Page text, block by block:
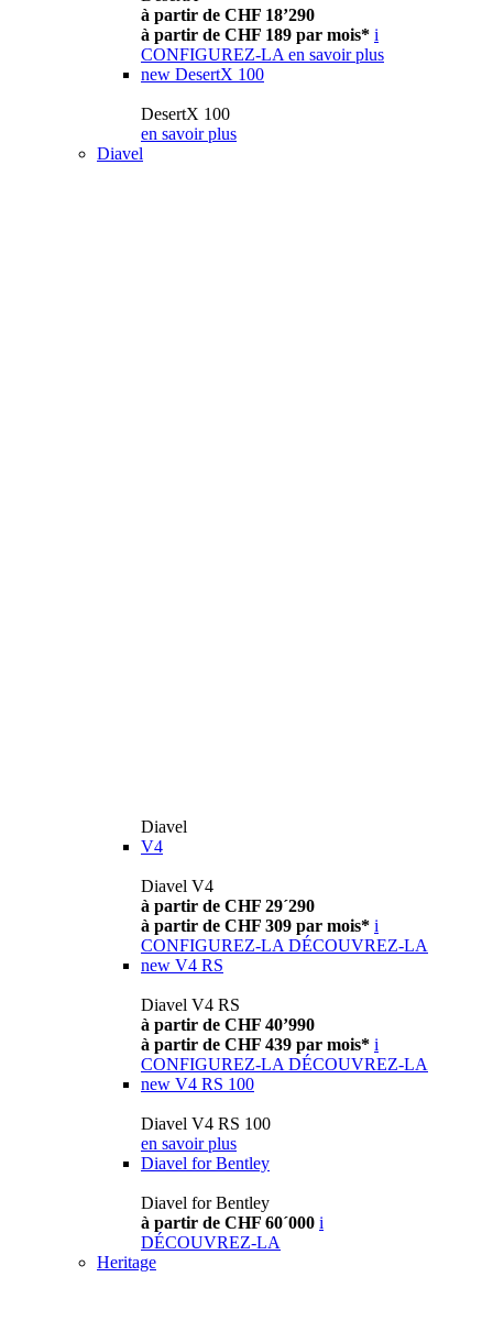
à partir de CHF 18’290
à partir de CHF 189 par mois* i
CONFIGUREZ-LA en savoir plus
new DesertX 100
DesertX 100
en savoir plus
Diavel
Diavel
V4
Diavel V4
à partir de CHF 29´290
à partir de CHF 309 par mois* i
CONFIGUREZ-LA DÉCOUVREZ-LA
new V4 RS
Diavel V4 RS
à partir de CHF 40’990
à partir de CHF 439 par mois* i
CONFIGUREZ-LA DÉCOUVREZ-LA
new V4 RS 100
Diavel V4 RS 100
en savoir plus
Diavel for Bentley
Diavel for Bentley
à partir de CHF 60´000 i
DÉCOUVREZ-LA
Heritage